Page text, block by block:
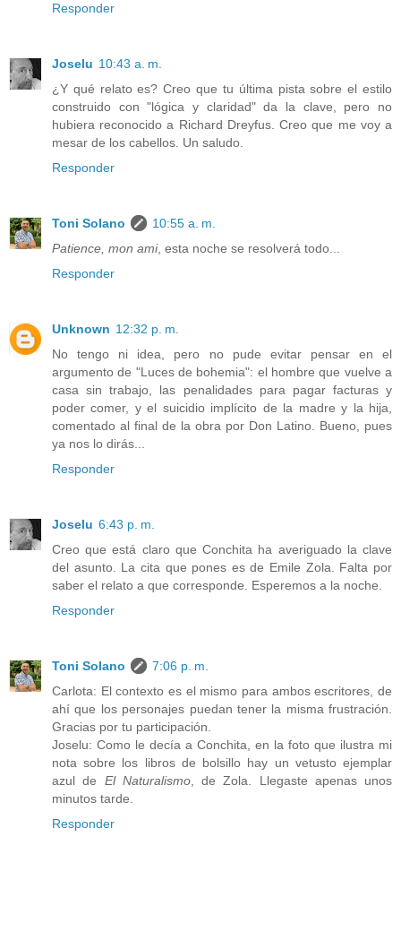
Responder
Joselu 10:43 a. m.
¿Y qué relato es? Creo que tu última pista sobre el estilo
construido con "lógica y claridad" da la clave, pero no
hubiera reconocido a Richard Dreyfus. Creo que me voy a
mesar de los cabellos. Un saludo.
Responder
Toni Solano
10:55 a. m.
Patience, mon ami, esta noche se resolverá todo...
Responder
Unknown 12:32 p. m.
No tengo ni idea, pero no pude evitar pensar en el
argumento de "Luces de bohemia": el hombre que vuelve a
casa sin trabajo, las penalidades para pagar facturas y
poder comer, y el suicidio implícito de la madre y la hija,
comentado al final de la obra por Don Latino. Bueno, pues
ya nos lo dirás...
Responder
Joselu 6:43 p. m.
Creo que está claro que Conchita ha averiguado la clave
del asunto. La cita que pones es de Emile Zola. Falta por
saber el relato a que corresponde. Esperemos a la noche.
Responder
Toni Solano
7:06 p. m.
Carlota: El contexto es el mismo para ambos escritores, de
ahí que los personajes puedan tener la misma frustración.
Gracias por tu participación.
Joselu: Como le decía a Conchita, en la foto que ilustra mi
nota sobre los libros de bolsillo hay un vetusto ejemplar
azul de El Naturalismo, de Zola. Llegaste apenas unos
minutos tarde.
Responder